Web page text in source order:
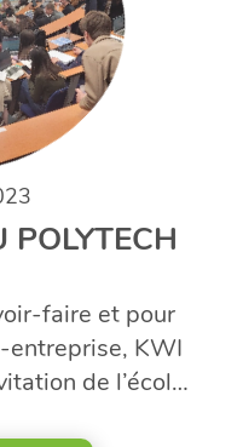
POLYTECH
faire et pour
entreprise, KWI
de l’école